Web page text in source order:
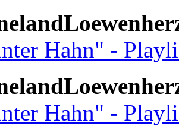
Hahn" -
Hahn" -